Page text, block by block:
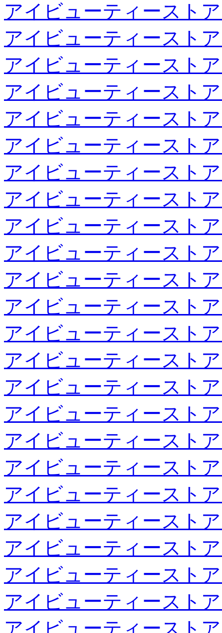
アイビューティースト
アイビューティースト
アイビューティースト
アイビューティースト
アイビューティースト
アイビューティースト
アイビューティースト
アイビューティースト
アイビューティースト
アイビューティースト
アイビューティースト
アイビューティースト
アイビューティースト
アイビューティースト
アイビューティースト
アイビューティースト
アイビューティースト
アイビューティースト
アイビューティースト
アイビューティースト
アイビューティースト
アイビューティースト
アイビューティースト
アイビューティースト